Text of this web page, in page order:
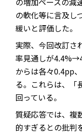
の軟化等に言及し
緩いと評価した。
実際、今回改訂さ
率見通しが
からは各々0.4pp
る。これらは、「
回っている。
質疑応答では、複
的すぎるとの批判